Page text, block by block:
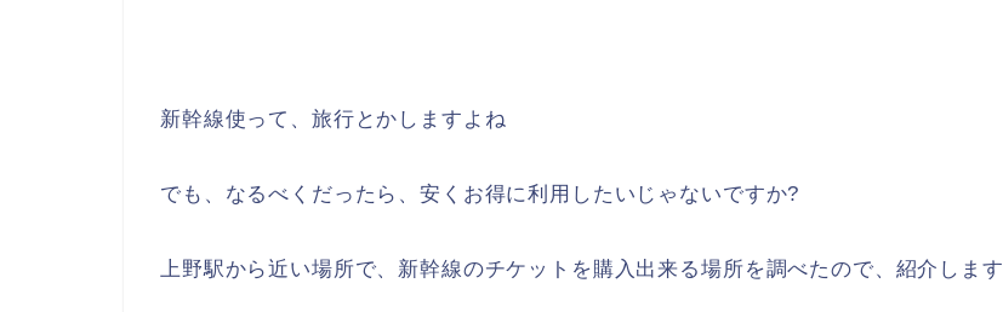
新幹線使って、旅行とかしますよね
でも、なるべくだったら、安くお得に利用したいじゃないですか?
上野駅から近い場所で、新幹線のチケットを購入出来る場所を調べたので、紹介します